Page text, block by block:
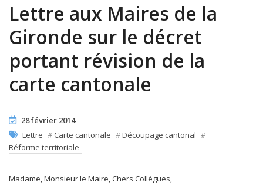
Lettre aux Maires de la
Gironde sur le décret
portant révision de la
carte cantonale
28 février 2014
Lettre # Carte cantonale #Découpage cantonal #
Réforme territoriale
Madame, Monsieur le Maire, Chers Collègues,